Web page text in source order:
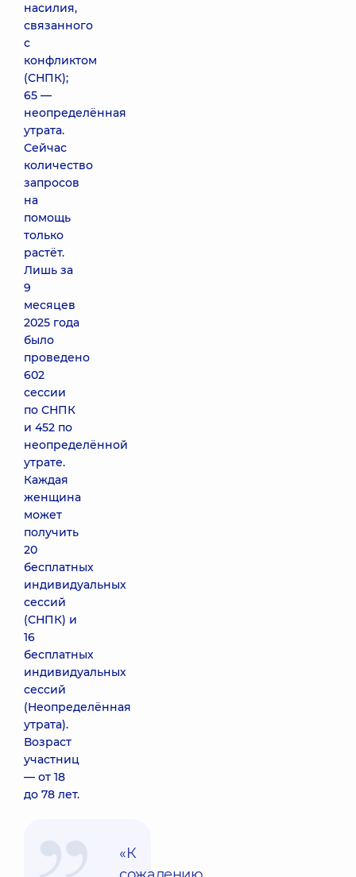
насилия,
связанного
с
конфликтом
(СНПК);
65 —
неопределённая
утрата.
Сейчас
количество
запросов
на
помощь
только
растёт.
Лишь за
9
месяцев
2025 года
было
проведено
602
сессии
по СНПК
и 452 по
неопределённой
утрате.
Каждая
женщина
может
получить
20
бесплатных
индивидуальных
сессий
(СНПК) и
16
бесплатных
индивидуальных
сессий
(Неопределённая
утрата).
Возраст
участниц
— от 18
до 78 лет.
«К